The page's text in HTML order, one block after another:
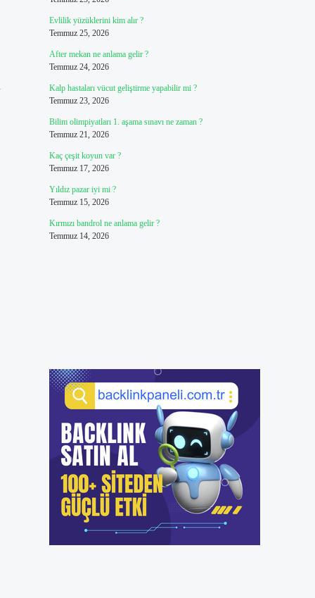
Evlilik yüzüklerini kim alır ?
Temmuz 25, 2026
After mekan ne anlama gelir ?
Temmuz 24, 2026
Kalp hastaları vücut geliştirme yapabilir mi ?
Temmuz 23, 2026
Bilim olimpiyatları 1. aşama sınavı ne zaman ?
Temmuz 21, 2026
Kaç çeşit koyun var ?
Temmuz 17, 2026
Yıldız pazar iyi mi ?
Temmuz 15, 2026
Kırmızı bandrol ne anlama gelir ?
Temmuz 14, 2026